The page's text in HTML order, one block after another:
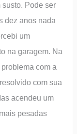
susto. Pode ser
dez anos nada
um
na garagem. Na
com a
com sua
acendeu um
pesadas